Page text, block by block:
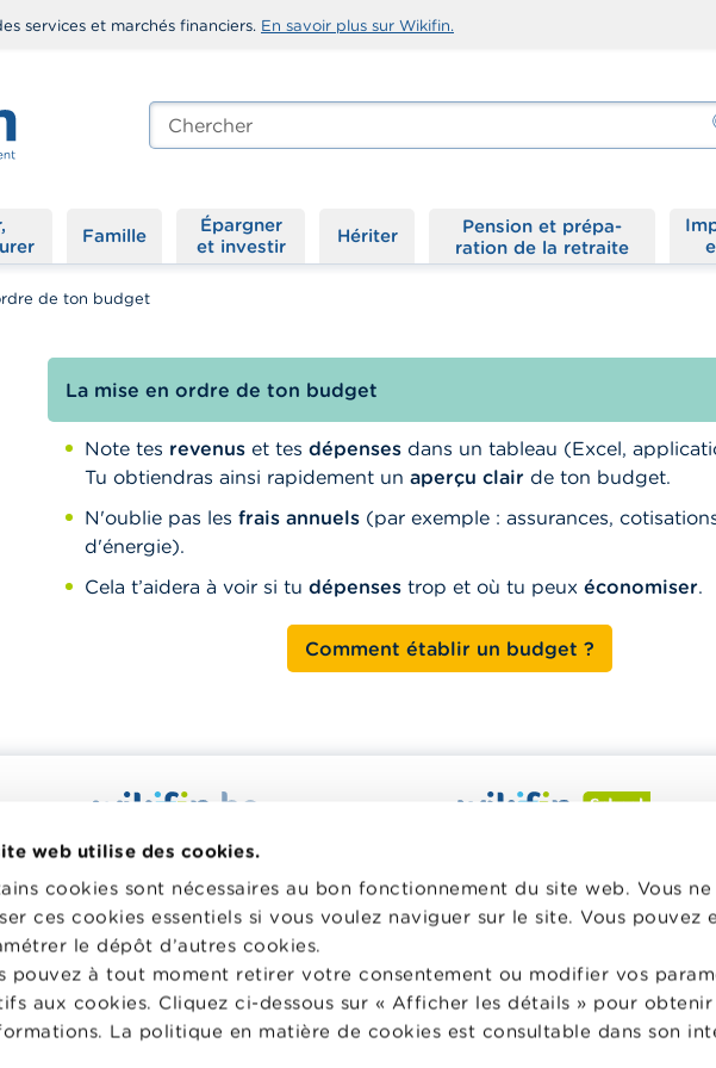
web utilise des cookies.
cookies sont nécessaires au bon fonctionnement du site web. Vous
ces cookies essentiels si vous voulez naviguer sur le site. Vous pouvez
le dépôt d’autres cookies.
pouvez à tout moment retirer votre consentement ou modifier vos
aux cookies. Cliquez ci-dessous sur « Afficher les détails » pour
La politique en matière de cookies est consultable dans son
services et marchés financiers. En savoir plus sur Wikifin.
Chercher
edit-
Famille
Épargner
et investir
Hériter
de ton budget
La mise en ordre de ton budget
Note tes revenus et tes dépenses dans un tableau (Excel,
Tu obtiendras ainsi rapidement un aperçu clair de ton budget.
N'oublie pas les frais annuels (par exemple : assurances,
d'énergie).
Cela t’aidera à voir si tu dépenses trop et où tu peux économiser.
Comment établir un budget ?
Wikifin.be veut vous aider dans vos
à votre disposition une information
indépendante, fiable et pratique. Il est
sans aucun lien avec les acteurs
financiers privés.
En savoir plus sur Wikifin
pédagogique varié et des
les aider à faire de l’éducation
classe.
Vers Wikifin School